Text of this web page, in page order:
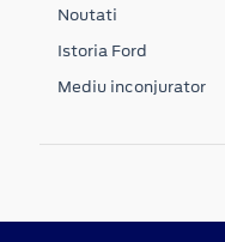
Noutati
Istoria Ford
Mediu inconjurator